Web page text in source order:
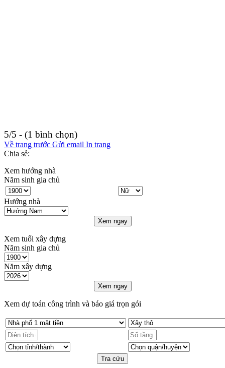
5/5 - (1 bình chọn)
Về trang trước Gửi email In trang
Chia sẻ:
Xem hướng nhà
Năm sinh gia chủ
Hướng nhà
Xem ngay
Xem tuổi xây dựng
Năm sinh gia chủ
Năm xây dựng
Xem ngay
Xem dự toán công trình và báo giá trọn gói
Tra cứu